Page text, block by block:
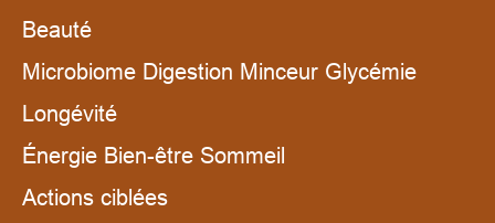
Beauté
Microbiome Digestion Minceur Glycémie
Longévité
Énergie Bien-être Sommeil
Actions ciblées